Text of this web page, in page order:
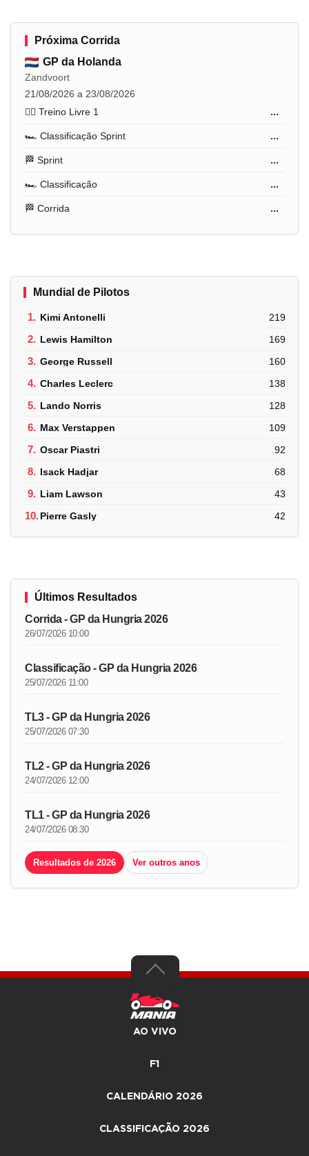
Próxima Corrida
GP da Holanda
Zandvoort
21/08/2026 a 23/08/2026
🏋️‍♂️ Treino Livre 1
...
🏎️ Classificação Sprint ...
🏁 Sprint ...
🏎️ Classificação ...
🏁 Corrida ...
Mundial de Pilotos
1. Kimi Antonelli 219
2. Lewis Hamilton 169
3. George Russell 160
4. Charles Leclerc 138
5. Lando Norris 128
6. Max Verstappen 109
7. Oscar Piastri 92
8. Isack Hadjar 68
9. Liam Lawson 43
10.Pierre Gasly 42
Últimos Resultados
Corrida - GP da Hungria 2026
26/07/2026 10:00
Classificação - GP da Hungria 2026
25/07/2026 11:00
TL3 - GP da Hungria 2026
25/07/2026 07:30
TL2 - GP da Hungria 2026
24/07/2026 12:00
TL1 - GP da Hungria 2026
24/07/2026 08:30
Resultados de 2026 Ver outros anos
AO VIVO
F1
CALENDÁRIO 2026
CLASSIFICAÇÃO 2026